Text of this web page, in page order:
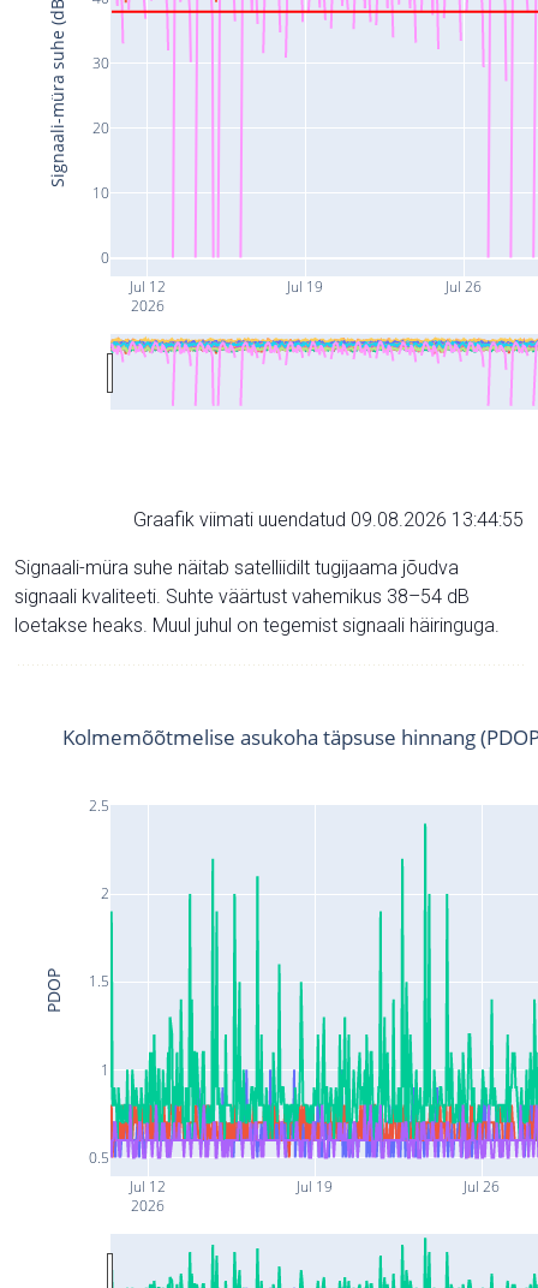
Jul 12
2026
Jul 19 Jul 26
0
10
20
30
Signaali-müra suhe (dB)
Graafik viimati uuendatud 09.08.2026 13:44:55
Signaali-müra suhe näitab satelliidilt tugijaama jõudva
signaali kvaliteeti. Suhte väärtust vahemikus 38–54 dB
loetakse heaks. Muul juhul on tegemist signaali häiringuga.
Jul 12
2026
Jul 19 Jul 26
0.5
1
1.5
2
2.5
Kolmemõõtmelise asukoha täpsuse hinnang
PDOP